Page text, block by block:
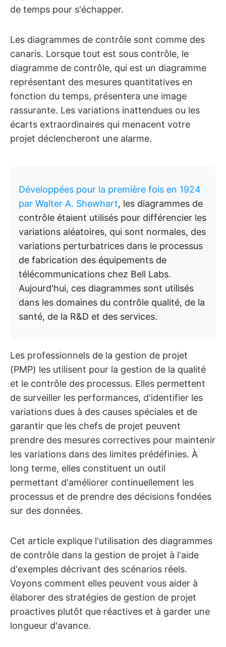
de temps pour s'échapper.
Les diagrammes de contrôle sont comme des
canaris. Lorsque tout est sous contrôle, le
diagramme de contrôle, qui est un diagramme
représentant des mesures quantitatives en
fonction du temps, présentera une image
rassurante. Les variations inattendues ou les
écarts extraordinaires qui menacent votre
projet déclencheront une alarme.
Développées pour la première fois en 1924
par Walter A. Shewhart, les diagrammes de
contrôle étaient utilisés pour différencier les
variations aléatoires, qui sont normales, des
variations perturbatrices dans le processus
de fabrication des équipements de
télécommunications chez Bell Labs.
Aujourd'hui, ces diagrammes sont utilisés
dans les domaines du contrôle qualité, de la
santé, de la R&D et des services.
Les professionnels de la gestion de projet
(PMP) les utilisent pour la gestion de la qualité
et le contrôle des processus. Elles permettent
de surveiller les performances, d'identifier les
variations dues à des causes spéciales et de
garantir que les chefs de projet peuvent
prendre des mesures correctives pour maintenir
les variations dans des limites prédéfinies. À
long terme, elles constituent un outil
permettant d'améliorer continuellement les
processus et de prendre des décisions fondées
sur des données.
Cet article explique l'utilisation des diagrammes
de contrôle dans la gestion de projet à l'aide
d'exemples décrivant des scénarios réels.
Voyons comment elles peuvent vous aider à
élaborer des stratégies de gestion de projet
proactives plutôt que réactives et à garder une
longueur d'avance.